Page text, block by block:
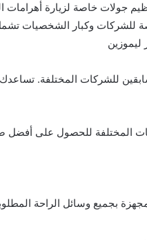
جولات خاصة لزيارة أهرامات
للشركات وكبار الشخصيات
ليموزين
للشركات المختلفة.
المختلفة للحصول على
بجميع وسائل الراحة